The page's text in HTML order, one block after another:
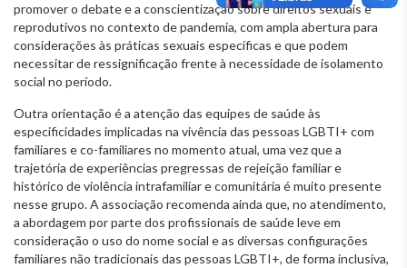
promover o debate e a conscientização sobre direitos sexuais e
reprodutivos no contexto de pandemia, com ampla abertura para
considerações às práticas sexuais específicas e que podem
necessitar de ressignificação frente à necessidade de isolamento
social no período.
Outra orientação é a atenção das equipes de saúde às
especificidades implicadas na vivência das pessoas LGBTI+ com
familiares e co-familiares no momento atual, uma vez que a
trajetória de experiências pregressas de rejeição familiar e
histórico de violência intrafamiliar e comunitária é muito presente
nesse grupo. A associação recomenda ainda que, no atendimento,
a abordagem por parte dos profissionais de saúde leve em
consideração o uso do nome social e as diversas configurações
familiares não tradicionais das pessoas LGBTI+, de forma inclusiva,